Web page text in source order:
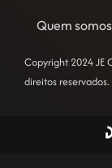
Copyright 2024 JE
direitos reservados.
Quem somos